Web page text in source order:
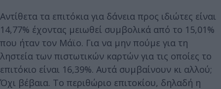
Αντίθετα τα επιτόκια για δάνεια προς ιδιώτες είναι
14,77% έχοντας μειωθεί συμβολικά από το 15,01%
που ήταν τον Μάϊο. Για να μην πούμε για τη
ληστεία των πιστωτικών καρτών για τις οποίες το
επιτόκιο είναι 16,39%. Αυτά συμβαίνουν κι αλλού;
Όχι βέβαια. Το περιθώριο επιτοκίου, δηλαδή η